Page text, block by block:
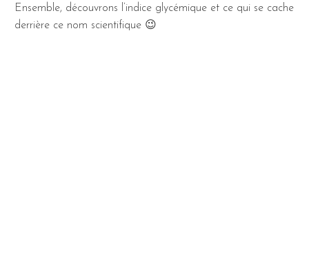
Ensemble, découvrons l’indice glycémique et ce qui se cache
derrière ce nom scientifique 😉